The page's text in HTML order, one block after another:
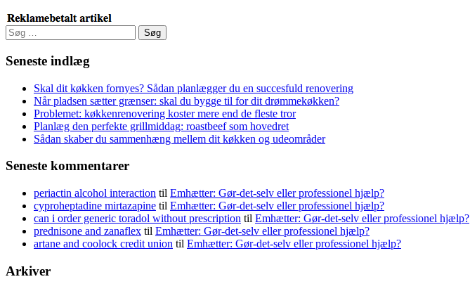
Søg
efter:
Seneste indlæg
Skal dit køkken fornyes? Sådan planlægger du en succesfuld renovering
Når pladsen sætter grænser: skal du bygge til for dit drømmekøkken?
Problemet: køkkenrenovering koster mere end de fleste tror
Planlæg den perfekte grillmiddag: roastbeef som hovedret
Sådan skaber du sammenhæng mellem dit køkken og udeområder
Seneste kommentarer
periactin alcohol interaction til Emhætter: Gør-det-selv eller professionel hjælp?
cyproheptadine mirtazapine til Emhætter: Gør-det-selv eller professionel hjælp?
can i order generic toradol without prescription til Emhætter: Gør-det-selv eller professionel hjælp?
prednisone and zanaflex til Emhætter: Gør-det-selv eller professionel hjælp?
artane and coolock credit union til Emhætter: Gør-det-selv eller professionel hjælp?
Arkiver